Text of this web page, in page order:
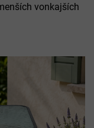
vonkajších